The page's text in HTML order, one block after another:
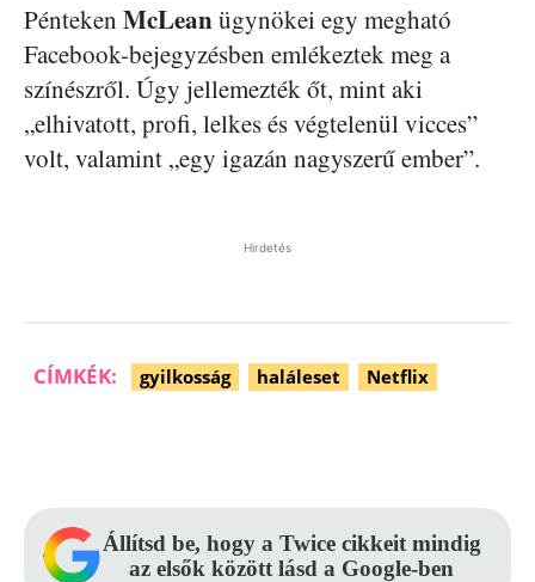
Pénteken McLeanügynökei egy megható
Facebook-bejegyzésben emlékeztek meg a
színészről. Úgy jellemezték őt, mint aki
„elhivatott, profi, lelkes és végtelenül vicces”
volt, valamint „egy igazán nagyszerű ember”.
Hirdetés
CÍMKÉK: gyilkosság haláleset Netflix
Állítsd be, hogy a Twice cikkeit mindig
az elsők között lásd a Google-ben